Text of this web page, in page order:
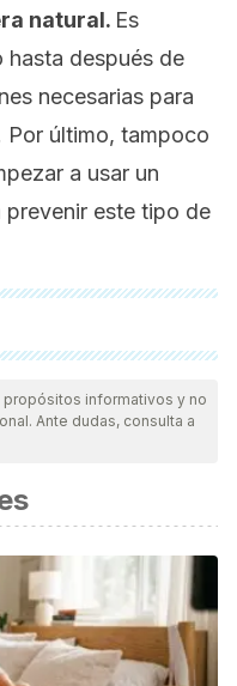
natural. Es
hasta después de
necesarias para
Por último, tampoco
a usar un
este tipo de
a profundidad por
confiabilidad,
este artículo fue
in treatment of
tube. J Eur Acad
6. doi:
PMID: 17062049.
and anti-
informativos y no
Ante dudas, consulta a